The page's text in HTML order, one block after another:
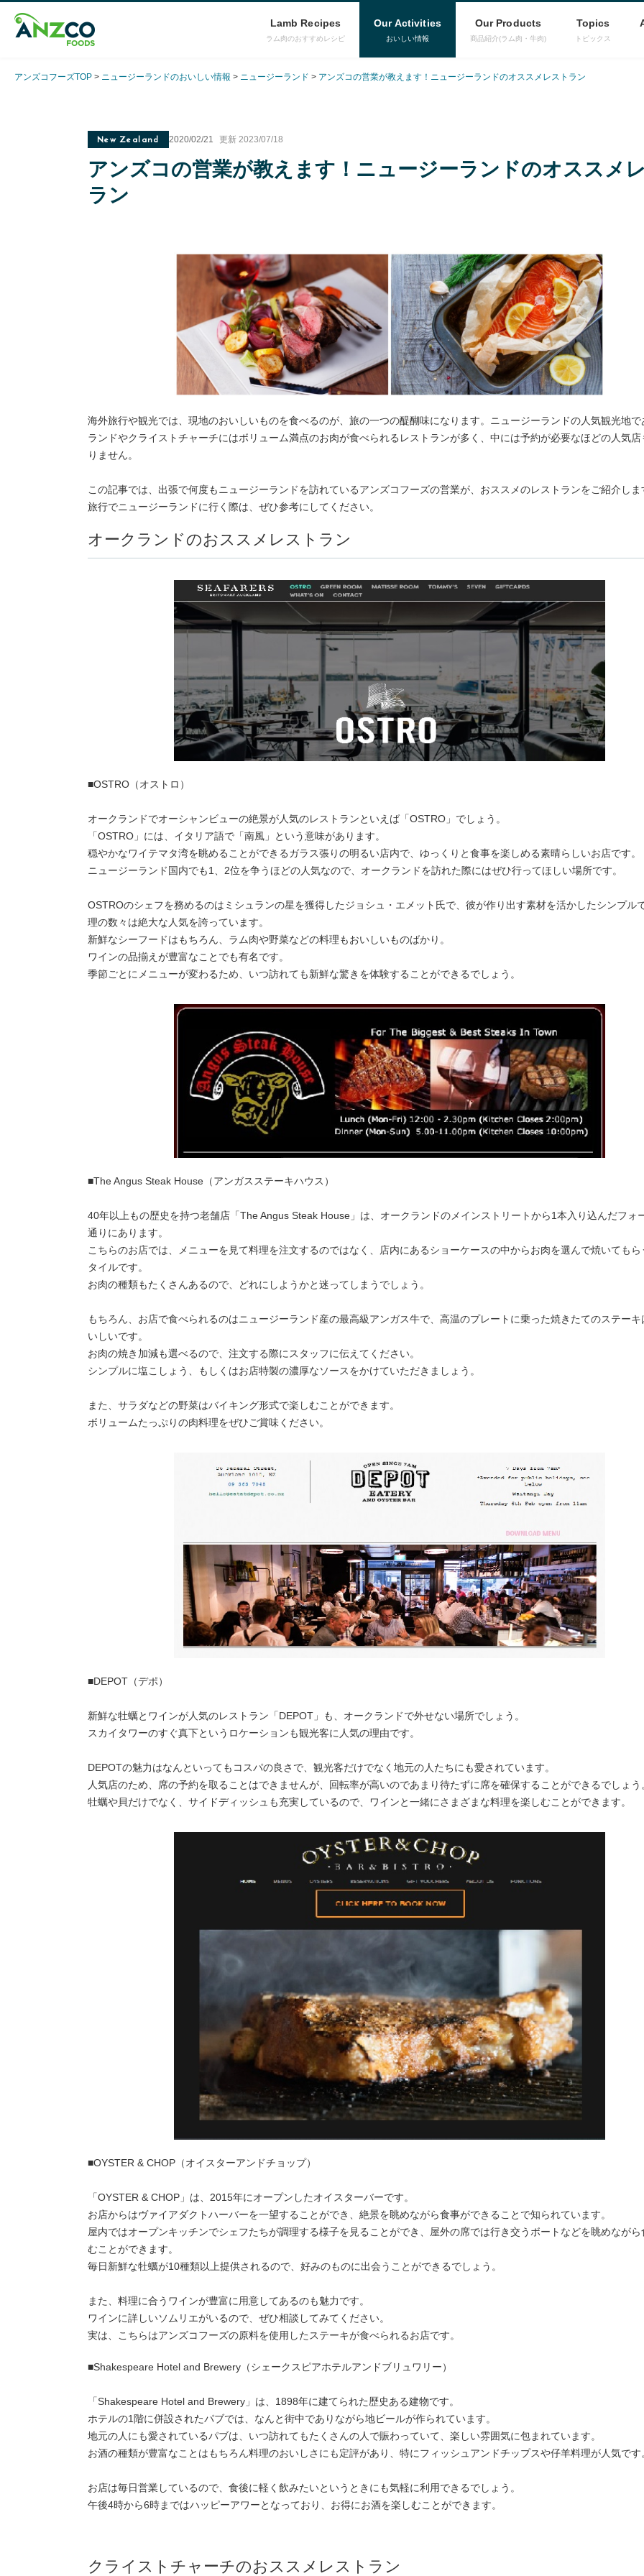
Lamb Recipes
ラム肉のおすすめレシピ
Our Activities
おいしい情報
Our Products
商品紹介(ラム肉・牛肉)
Topics
トピックス
アンズコフーズTOP ニュージーランドのおいしい情報 ニュージーランド アンズコの営業が教えます！ニュージーランドのオススメレストラン
New Zealand 2020/02/21 更新 2023/07/18
アンズコの営業が教えます！ニュージーランドのオススメ
ラン
海外旅行や観光では、現地のおいしいものを食べるのが、旅の一つの醍醐味になります。ニュージーランドの人気観光地で
ランドやクライストチャーチにはボリューム満点のお肉が食べられるレストランが多く、中には予約が必要なほどの人気店
りません。
この記事では、出張で何度もニュージーランドを訪れているアンズコフーズの営業が、おススメのレストランをご紹介しま
旅行でニュージーランドに行く際は、ぜひ参考にしてください。
オークランドのおススメレストラン
■OSTRO（オストロ）
オークランドでオーシャンビューの絶景が人気のレストランといえば「OSTRO」でしょう。
「OSTRO」には、イタリア語で「南風」という意味があります。
穏やかなワイテマタ湾を眺めることができるガラス張りの明るい店内で、ゆっくりと食事を楽しめる素晴らしいお店です。
ニュージーランド国内でも1、2位を争うほどの人気なので、オークランドを訪れた際にはぜひ行ってほしい場所です。
OSTROのシェフを務めるのはミシュランの星を獲得したジョシュ・エメット氏で、彼が作り出す素材を活かしたシンプル
理の数々は絶大な人気を誇っています。
新鮮なシーフードはもちろん、ラム肉や野菜などの料理もおいしいものばかり。
ワインの品揃えが豊富なことでも有名です。
季節ごとにメニューが変わるため、いつ訪れても新鮮な驚きを体験することができるでしょう。
■The Angus Steak House（アンガスステーキハウス）
40年以上もの歴史を持つ老舗店「The Angus Steak House」は、オークランドのメインストリートから1本入り込んだフォ
通りにあります。
こちらのお店では、メニューを見て料理を注文するのではなく、店内にあるショーケースの中からお肉を選んで焼いてもら
タイルです。
お肉の種類もたくさんあるので、どれにしようかと迷ってしまうでしょう。
もちろん、お店で食べられるのはニュージーランド産の最高級アンガス牛で、高温のプレートに乗った焼きたてのステーキ
いしいです。
お肉の焼き加減も選べるので、注文する際にスタッフに伝えてください。
シンプルに塩こしょう、もしくはお店特製の濃厚なソースをかけていただきましょう。
また、サラダなどの野菜はバイキング形式で楽しむことができます。
ボリュームたっぷりの肉料理をぜひご賞味ください。
■DEPOT（デポ）
新鮮な牡蠣とワインが人気のレストラン「DEPOT」も、オークランドで外せない場所でしょう。
スカイタワーのすぐ真下というロケーションも観光客に人気の理由です。
DEPOTの魅力はなんといってもコスパの良さで、観光客だけでなく地元の人たちにも愛されています。
人気店のため、席の予約を取ることはできませんが、回転率が高いのであまり待たずに席を確保することができるでしょう
牡蠣や貝だけでなく、サイドディッシュも充実しているので、ワインと一緒にさまざまな料理を楽しむことができます。
■OYSTER & CHOP（オイスターアンドチョップ）
「OYSTER & CHOP」は、2015年にオープンしたオイスターバーです。
お店からはヴァイアダクトハーバーを一望することができ、絶景を眺めながら食事ができることで知られています。
屋内ではオープンキッチンでシェフたちが調理する様子を見ることができ、屋外の席では行き交うボートなどを眺めながら
むことができます。
毎日新鮮な牡蠣が10種類以上提供されるので、好みのものに出会うことができるでしょう。
また、料理に合うワインが豊富に用意してあるのも魅力です。
ワインに詳しいソムリエがいるので、ぜひ相談してみてください。
実は、こちらはアンズコフーズの原料を使用したステーキが食べられるお店です。
■Shakespeare Hotel and Brewery（シェークスピアホテルアンドブリュワリー）
「Shakespeare Hotel and Brewery」は、1898年に建てられた歴史ある建物です。
ホテルの1階に併設されたパブでは、なんと街中でありながら地ビールが作られています。
地元の人にも愛されているパブは、いつ訪れてもたくさんの人で賑わっていて、楽しい雰囲気に包まれています。
お酒の種類が豊富なことはもちろん料理のおいしさにも定評があり、特にフィッシュアンドチップスや仔羊料理が人気です
お店は毎日営業しているので、食後に軽く飲みたいというときにも気軽に利用できるでしょう。
午後4時から6時まではハッピーアワーとなっており、お得にお酒を楽しむことができます。
クライストチャーチのおススメレストラン